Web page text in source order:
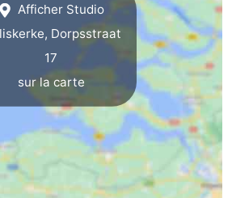
Afficher Studio
Dorpsstraat
17
sur la carte